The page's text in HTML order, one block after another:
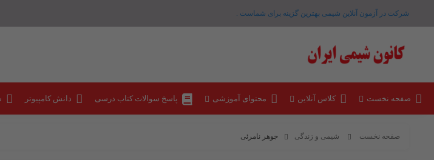
شرکت در آزمون آنلاین شیمی بهترین گزینه برای شماست .
صفحه نخست کلاس آنلاین محتوای آموزشی پاسخ سوالات کتاب درسی دانش کامپیوتر
صفحه نخست شیمی و زندگی جوهر نامرئی